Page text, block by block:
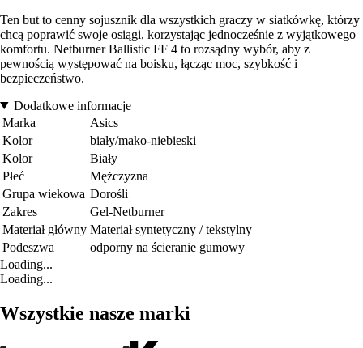
Ten but to cenny sojusznik dla wszystkich graczy w siatkówkę, którzy
chcą poprawić swoje osiągi, korzystając jednocześnie z wyjątkowego
komfortu. Netburner Ballistic FF 4 to rozsądny wybór, aby z
pewnością występować na boisku, łącząc moc, szybkość i
bezpieczeństwo.
Dodatkowe informacje
Marka
Asics
Kolor
biały/mako-niebieski
Kolor
Biały
Płeć
Mężczyzna
Grupa wiekowa Dorośli
Zakres
Gel-Netburner
Materiał główny Materiał syntetyczny / tekstylny
Podeszwa
odporny na ścieranie gumowy
Loading...
Loading...
Wszystkie nasze marki